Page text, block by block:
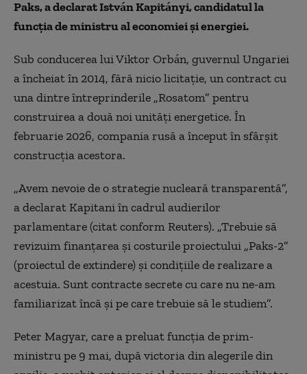
Paks, a declarat István Kapitányi, candidatul la
funcția de ministru al economiei și energiei.
Sub conducerea lui Viktor Orbán, guvernul Ungariei
a încheiat în 2014, fără nicio licitație, un contract cu
una dintre întreprinderile „Rosatom” pentru
construirea a două noi unități energetice. În
februarie 2026, compania rusă a început în sfârșit
construcția acestora.
„Avem nevoie de o strategie nucleară transparentă”,
a declarat Kapitani în cadrul audierilor
parlamentare (citat conform Reuters). „Trebuie să
revizuim finanțarea și costurile proiectului „Paks-2”
(proiectul de extindere) și condițiile de realizare a
acestuia. Sunt contracte secrete cu care nu ne-am
familiarizat încă și pe care trebuie să le studiem”.
Peter Magyar, care a preluat funcția de prim-
ministru pe 9 mai, după victoria din alegerile din